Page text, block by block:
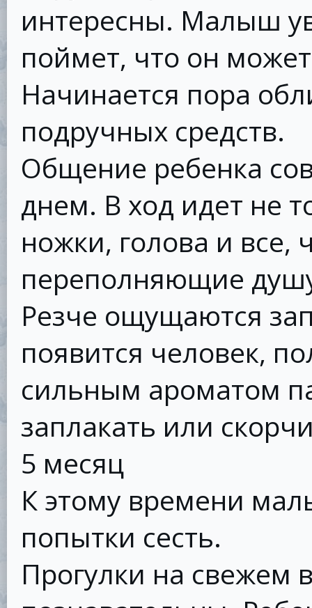
интересны. Малыш
поймет, что он
Начинается пора
подручных средств.
Общение ребенка
днем. В ход идет не
ножки, голова и все,
переполняющие
Резче ощущаются
появится человек,
сильным ароматом
заплакать или
5 месяц
К этому времени
попытки сесть.
Прогулки на свежем